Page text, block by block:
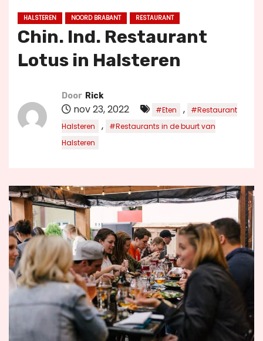
HALSTEREN NOORD BRABANT RESTAURANT
Chin. Ind. Restaurant
Lotus in Halsteren
Door Rick
nov 23, 2022 #Eten ,
#Restaurant
Halsteren
,
#Restaurants in de buurt van
Halsteren